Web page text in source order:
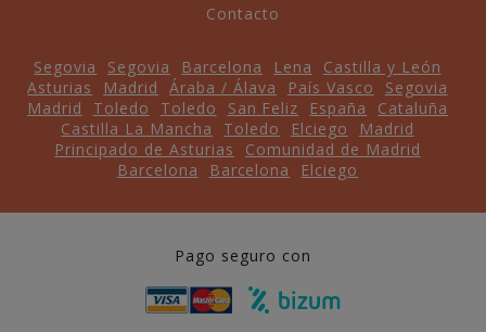
Contacto
Segovia Segovia Barcelona Lena
Castilla y León
Asturias
Madrid Áraba / Álava País Vasco
Segovia
Madrid
Toledo Toledo San Feliz España
Cataluña
Castilla La Mancha
Toledo Elciego
Madrid
Principado de Asturias
Comunidad de Madrid
Barcelona
Barcelona Elciego
Pago seguro con